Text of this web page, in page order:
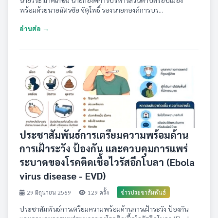
พร้อมด้วยนายฉัตรชัย จัตุโพธิ์ รองนายกองค์การบร...
อ่านต่อ →
ประชาสัมพันธ์การเตรียมความพร้อมด้าน
การเฝ้าระวัง ป้องกัน และควบคุมการแพร่
ระบาดของโรคติดเชื้อไวรัสอีกโบลา (Ebola
virus disease - EVD)
29 มิถุนายน 2569 129 ครั้ง ข่าวประชาสัมพันธ์
ประชาสัมพันธ์การเตรียมความพร้อมด้านการเฝ้าระวัง ป้องกัน